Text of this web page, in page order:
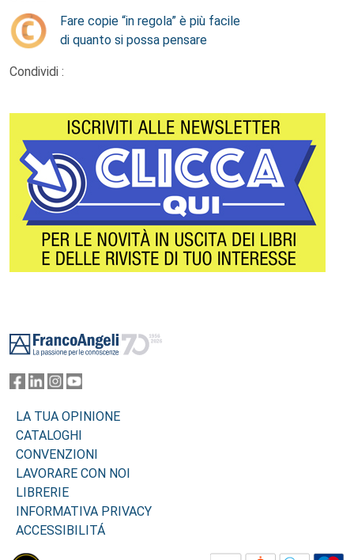
Fare copie “in regola” è più facile
di quanto si possa pensare
Condividi :
LA TUA OPINIONE
CATALOGHI
CONVENZIONI
LAVORARE CON NOI
LIBRERIE
INFORMATIVA PRIVACY
ACCESSIBILITÁ